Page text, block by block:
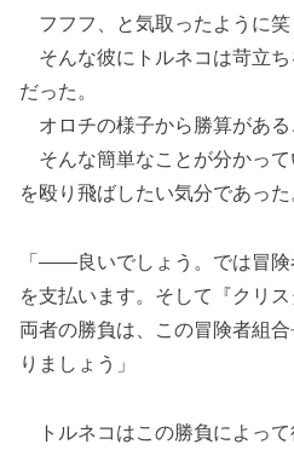
フフフ、と気取ったように笑
そんな彼にトルネコは苛立
だった。
オロチの様子から勝算がある
そんな簡単なことが分かっ
を殴り飛ばしたい気分であった
「――良いでしょう。では冒
を支払います。そして『クリ
両者の勝負は、この冒険者組
りましょう」
トルネコはこの勝負によっ